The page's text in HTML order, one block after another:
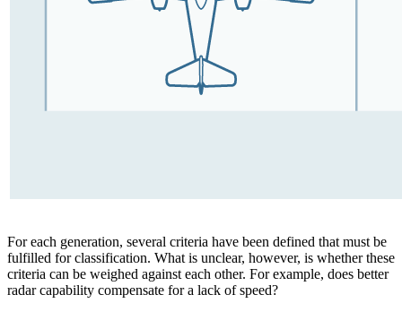
For each generation, several criteria have been defined that must be
fulfilled for classi­fication. What is unclear, however, is wheth­er these
criteria can be weighed against each other. For example, does better
radar capability compensate for a lack of speed?